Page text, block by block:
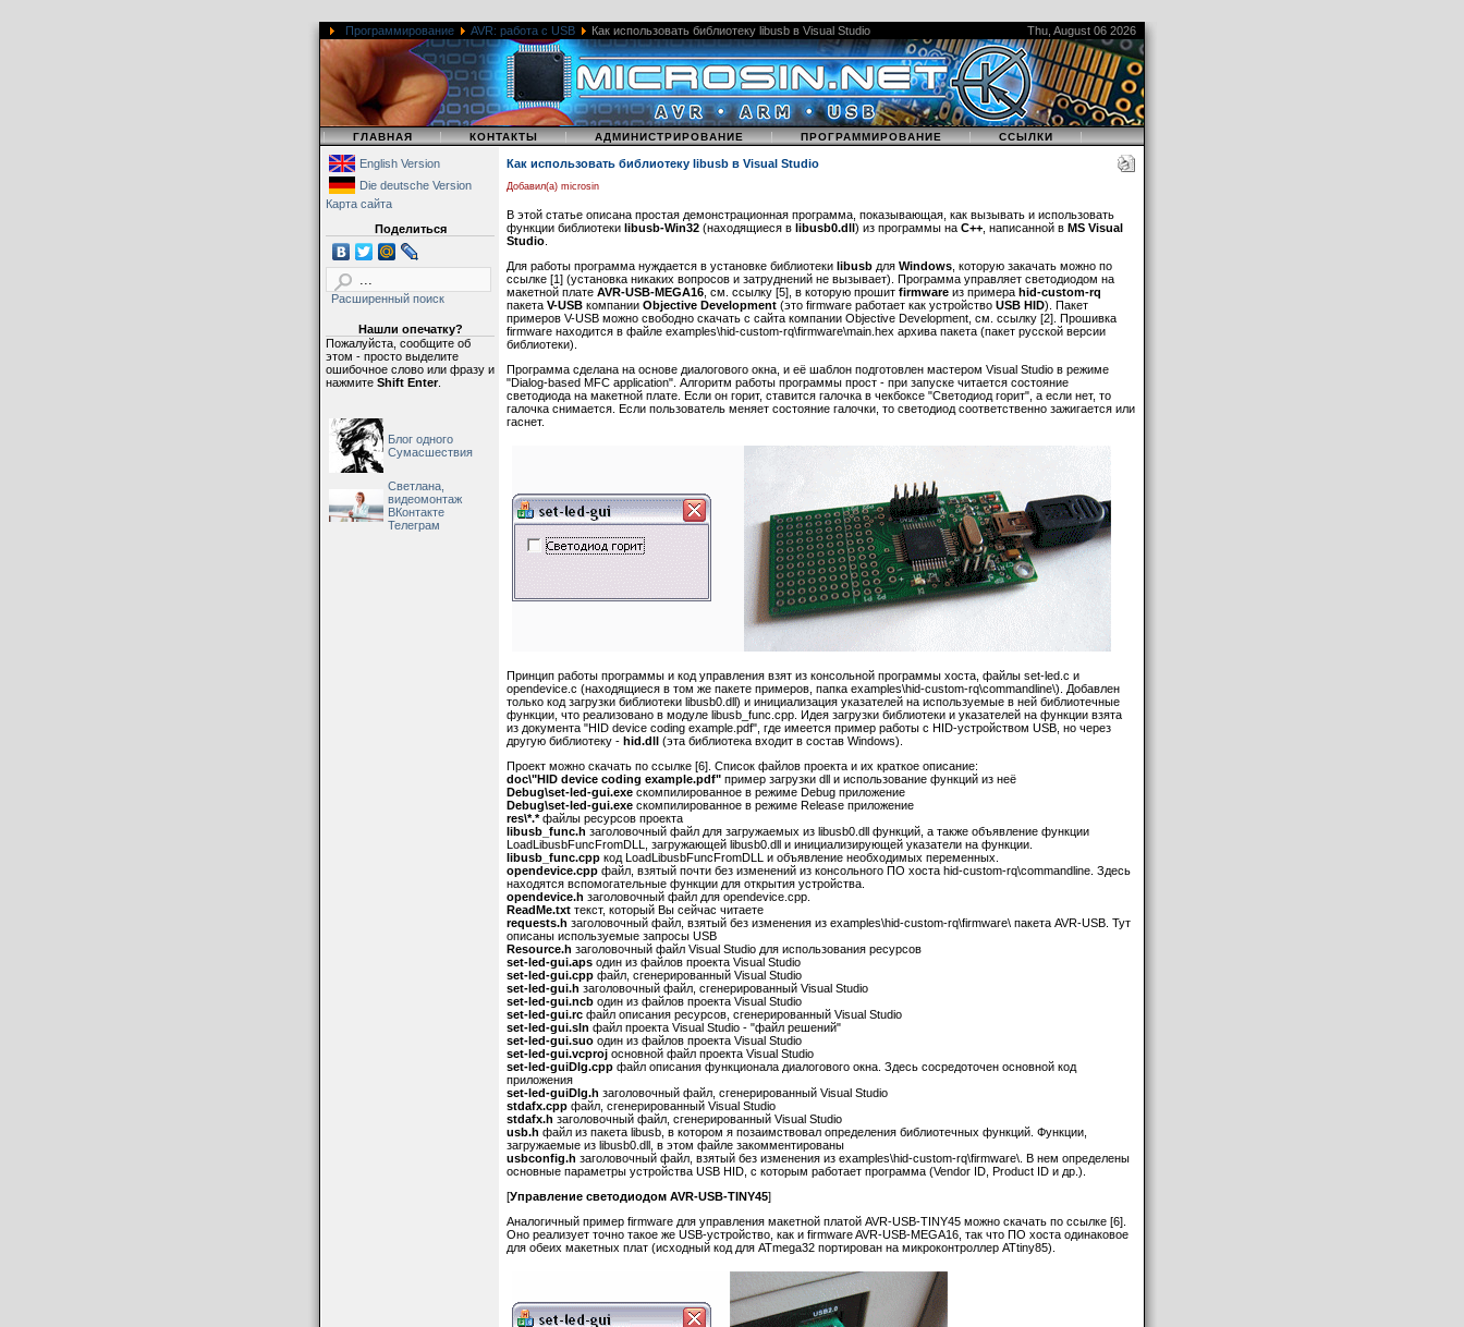
Программирование AVR: работа с USB Как использовать библиотеку libusb в Visual Studio Thu, August 06 2026
| ГЛАВНАЯ | КОНТАКТЫ | АДМИНИСТРИРОВАНИЕ | ПРОГРАММИРОВАНИЕ | ССЫЛКИ |
English Version
Die deutsche Version
Карта сайта
Поделиться
Расширенный поиск
Нашли опечатку?
Пожалуйста, сообщите об
этом - просто выделите
ошибочное слово или фразу и
нажмите Shift Enter.
Блог одного
Сумасшествия
Светлана,
видеомонтаж
ВКонтакте
Телеграм
Как использовать библиотеку libusb в Visual Studio
Добавил(а) microsin
В этой статье описана простая демонстрационная программа, показывающая, как вызывать и использовать
функции библиотеки libusb-Win32 (находящиеся в libusb0.dll) из программы на C++ , написанной в MS Visual
Studio
Для работы программа нуждается в установке библиотеки libusb для Windows , которую закачать можно по
ссылке [1] (установка никаких вопросов и затруднений не вызывает). Программа управляет светодиодом на
макетной плате AVR-USB-MEGA16 , см. ссылку [5], в которую прошит firmware из примера hid-custom-rq
пакета V-USB компании Objective Development (это firmware работает как устройство USB HID). Пакет
примеров V-USB можно свободно скачать с сайта компании Objective Development, см. ссылку [2]. Прошивка
firmware находится в файле examples\hid-custom-rq\firmware\main.hex архива пакета (пакет русской версии
библиотеки).
Программа сделана на основе диалогового окна, и её шаблон подготовлен мастером Visual Studio в режиме
"Dialog-based MFC application". Алгоритм работы программы прост - при запуске читается состояние
светодиода на макетной плате. Если он горит, ставится галочка в чекбоксе "Светодиод горит", а если нет, то
галочка снимается. Если пользователь меняет состояние галочки, то светодиод соответственно зажигается или
гаснет.
Принцип работы программы и код управления взят из консольной программы хоста, файлы set-led.c и
opendevice.c (находящиеся в том же пакете примеров, папка examples\hid-custom-rq\commandline\). Добавлен
только код загрузки библиотеки libusb0.dll) и инициализация указателей на используемые в ней библиотечные
функции, что реализовано в модуле libusb_func.cpp. Идея загрузки библиотеки и указателей на функции взята
из документа "HID device coding example.pdf", где имеется пример работы с HID-устройством USB, но через
другую библиотеку - hid.dll (эта библиотека входит в состав Windows).
Проект можно скачать по ссылке [6]. Список файлов проекта и их краткое описание:
doc\"HID device coding example.pdf" пример загрузки dll и использование функций из неё
Debug\set-led-gui.exe скомпилированное в режиме Debug приложение
Debug\set-led-gui.exe скомпилированное в режиме Release приложение
res\*.*файлы ресурсов проекта
libusb_func.h заголовочный файл для загружаемых из libusb0.dll функций, а также объявление функции
LoadLibusbFuncFromDLL, загружающей libusb0.dll и инициализирующей указатели на функции.
libusb_func.cpp код LoadLibusbFuncFromDLL и объявление необходимых переменных.
opendevice.cpp файл, взятый почти без изменений из консольного ПО хоста hid-custom-rq\commandline. Здесь
находятся вспомогательные функции для открытия устройства.
opendevice.h заголовочный файл для opendevice.cpp.
ReadMe.txt текст, который Вы сейчас читаете
requests.h заголовочный файл, взятый без изменения из examples\hid-custom-rq\firmware\ пакета AVR-USB. Тут
описаны используемые запросы USB
Resource.h заголовочный файл Visual Studio для использования ресурсов
set-led-gui.aps один из файлов проекта Visual Studio
set-led-gui.cpp файл, сгенерированный Visual Studio
set-led-gui.h заголовочный файл, сгенерированный Visual Studio
set-led-gui.ncb один из файлов проекта Visual Studio
set-led-gui.rc файл описания ресурсов, сгенерированный Visual Studio
set-led-gui.sln файл проекта Visual Studio - "файл решений"
set-led-gui.suo один из файлов проекта Visual Studio
set-led-gui.vcproj основной файл проекта Visual Studio
set-led-guiDlg.cpp файл описания функционала диалогового окна. Здесь сосредоточен основной код
приложения
set-led-guiDlg.h заголовочный файл, сгенерированный Visual Studio
stdafx.cpp файл, сгенерированный Visual Studio
stdafx.h заголовочный файл, сгенерированный Visual Studio
usb.h файл из пакета libusb, в котором я позаимствовал определения библиотечных функций. Функции,
загружаемые из libusb0.dll, в этом файле закомментированы
usbconfig.h заголовочный файл, взятый без изменения из examples\hid-custom-rq\firmware\. В нем определены
основные параметры устройства USB HID, с которым работает программа (Vendor ID, Product ID и др.).
[Управление светодиодом AVR-USB-TINY45]
Аналогичный пример firmware для управления макетной платой AVR-USB-TINY45 можно скачать по ссылке [6].
Оно реализует точно такое же USB-устройство, как и firmware AVR-USB-MEGA16, так что ПО хоста одинаковое
для обеих макетных плат (исходный код для ATmega32 портирован на микроконтроллер ATtiny85).